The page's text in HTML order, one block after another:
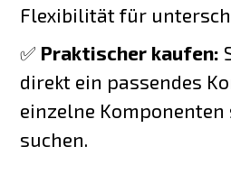
Flexibilität für
✅ Praktischer kaufen:
direkt ein passendes
einzelne Komponenten
suchen.